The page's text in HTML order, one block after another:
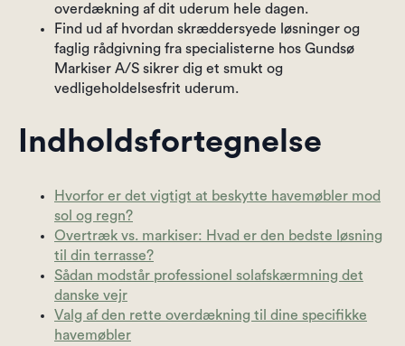
overdækning af dit uderum hele dagen.
Find ud af hvordan skræddersyede løsninger og
faglig rådgivning fra specialisterne hos Gundsø
Markiser A/S sikrer dig et smukt og
vedligeholdelsesfrit uderum.
Indholdsfortegnelse
Hvorfor er det vigtigt at beskytte havemøbler mod
sol og regn?
Overtræk vs. markiser: Hvad er den bedste løsning
til din terrasse?
Sådan modstår professionel solafskærmning det
danske vejr
Valg af den rette overdækning til dine specifikke
havemøbler